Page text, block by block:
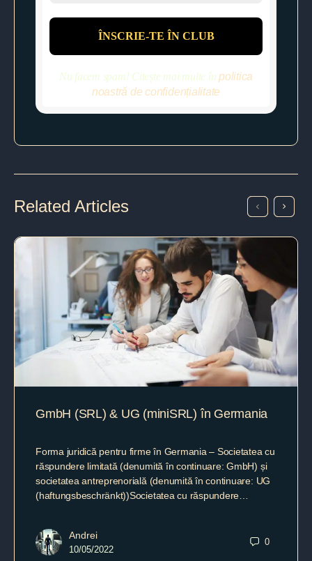
*
Nu facem spam! Citește mai multe înpolitica
noastră de confidențialitate
Related Articles
GmbH (SRL) & UG (miniSRL) în Germania
Forma juridică pentru firme în Germania – Societatea cu
răspundere limitată (denumită în continuare: GmbH) și
societatea antreprenorială (denumită în continuare: UG
(haftungsbeschränkt))Societatea cu răspundere…
Andrei
10/05/2022
0